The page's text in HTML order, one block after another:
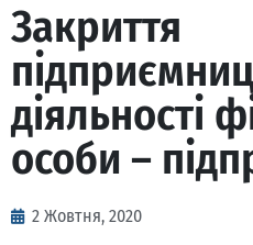
Закриття
діяльності
особи –
2 Жовтня, 2020